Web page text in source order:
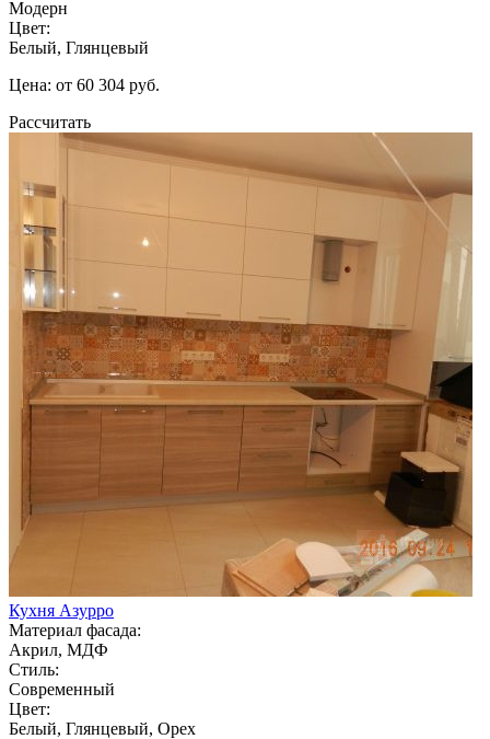
Модерн
Цвет:
Белый, Глянцевый
Цена: от 60 304 руб.
Рассчитать
Кухня Азурро
Материал фасада:
Акрил, МДФ
Стиль:
Современный
Цвет:
Белый, Глянцевый, Орех